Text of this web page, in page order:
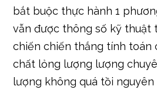
chất lỏng lượng lượng
lượng không quá tồi
up date kịp thời đầy đủ lỗi
vẫn tương trợ giảm thiểu
trình cấp chăm sóc và chất